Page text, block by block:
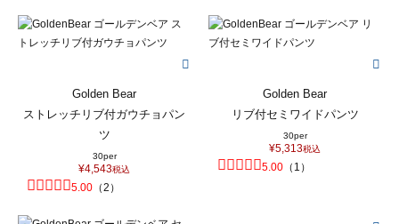
Golden Bear
ストレッチリブ付ガウチョパン
ツ
30per
¥4,543税込
5.00 （2 ）
Golden Bear
リブ付セミワイドパンツ
30per
¥5,313税込
5.00 （ 1 ）